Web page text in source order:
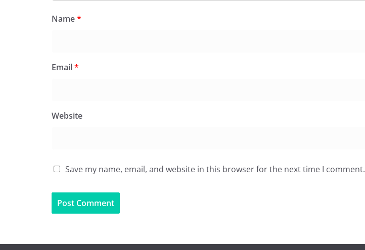
Name*
Email*
Website
Save my name, email, and website in this browser for the next time I comment.